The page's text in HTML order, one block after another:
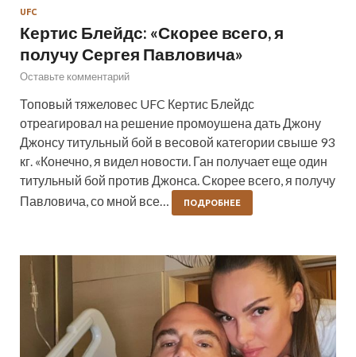
UFC
Кертис Блейдс: «Скорее всего, я
получу Сергея Павловича»
Оставьте комментарий
Топовый тяжеловес UFC Кертис Блейдс
отреагировал на решение промоушена дать Джону
Джонсу титульный бой в весовой категории свыше 93
кг. «Конечно, я видел новости. Ган получает еще один
титульный бой против Джонса. Скорее всего, я получу
Павловича, со мной все…
ПОДРОБНЕЕ